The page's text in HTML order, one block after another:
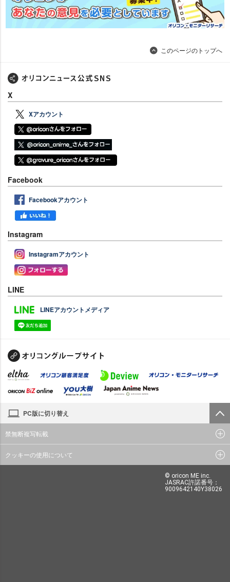
このページのトップへ
X
Xアカウント
Facebook
Facebookアカウント
Instagram
Instagramアカウント
LINE
LINEアカウントメディア
PC版に切り替え
禁無断複写転載
クッキーの使用について
© oricon ME inc.
JASRAC許諾番号：
9009642140Y38026